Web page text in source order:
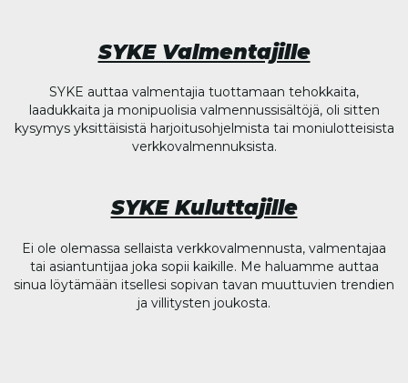
SYKE Valmentajille
SYKE auttaa valmentajia tuottamaan tehokkaita,
laadukkaita ja monipuolisia valmennussisältöjä, oli sitten
kysymys yksittäisistä harjoitusohjelmista tai moniulotteisista
verkkovalmennuksista.
SYKE Kuluttajille
Ei ole olemassa sellaista verkkovalmennusta, valmentajaa
tai asiantuntijaa joka sopii kaikille. Me haluamme auttaa
sinua löytämään itsellesi sopivan tavan muuttuvien trendien
ja villitysten joukosta.